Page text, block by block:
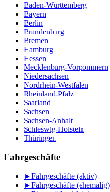
Baden-Württemberg
Bayern
Berlin
Brandenburg
Bremen
Hamburg
Hessen
Mecklenburg-Vorpommern
Niedersachsen
Nordrhein-Westfalen
Rheinland-Pfalz
Saarland
Sachsen
Sachsen-Anhalt
Schleswig-Holstein
Thüringen
Fahrgeschäfte
►Fahrgeschäfte (aktiv)
►Fahrgeschäfte (ehemalig)